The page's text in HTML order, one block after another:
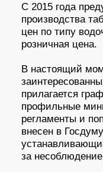
С 2015 года
производства
цен по типу
розничная цена.
В настоящий
прилагается
профильные
регламенты и
внесен в
за